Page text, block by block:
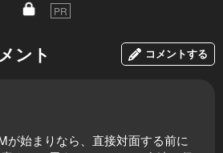
PR
ント コメントする
が始まりなら、直接対面する前に